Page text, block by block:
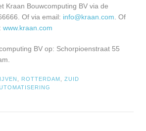
Kraan Bouwcomputing BV via de
Of via email: info@kraan.com . Of
www.kraan.com
BV op: Schorpioenstraat 55
ROTTERDAM
ZUID